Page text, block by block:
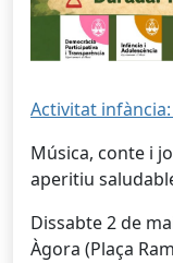
Activitat
Música, conte i
aperitiu
Dissabte 2 de
Àgora (Plaça